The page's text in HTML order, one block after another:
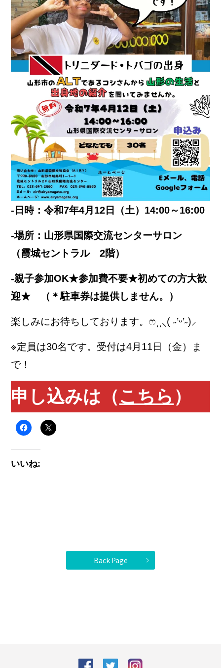
‐日時：令和7年4月12日（土）14:00～16:00
‐場所：山形県国際交流センターサロン
（霞城セントラル 2階）
‐親子参加OK★参加費不要★初めての方大歓
迎★ （＊駐車券は提供しません。）
楽しみにお待ちしております。ෆ⸒⸒⸜( ˶’ᵕ’˶)⸝
※定員は30名です。受付は4月11日（金）ま
で！
申し込みは（こちら ）
いいね:
Back Page
facebook Twitter